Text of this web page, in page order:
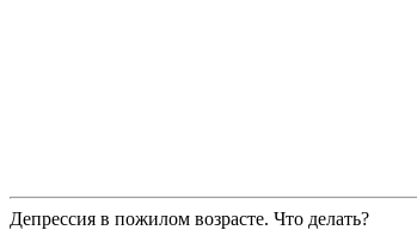
Депрессия в пожилом возрасте. Что делать?